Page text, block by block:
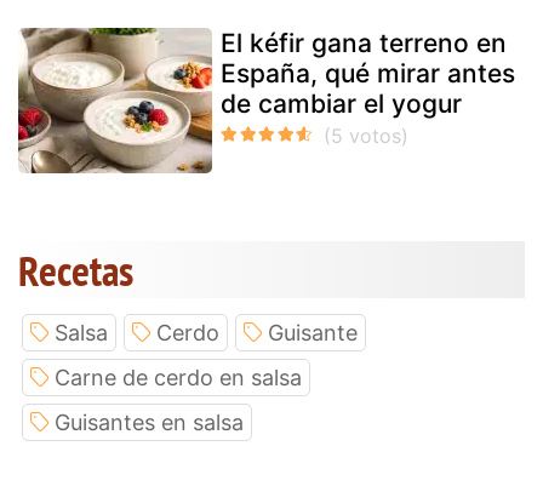
El kéfir gana terreno en
España, qué mirar antes
de cambiar el yogur
Recetas
Salsa Cerdo
Guisante
Carne de cerdo en salsa
Guisantes en salsa